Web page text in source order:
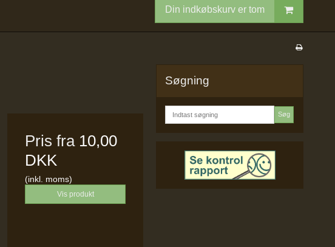
Din indkøbskurv er tom
Pris fra 10,00
DKK
(inkl. moms)
Vis produkt
Søgning
Søg